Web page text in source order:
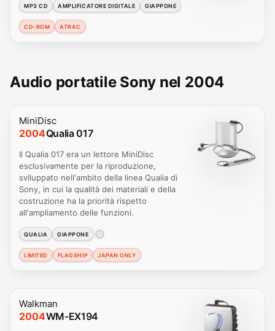
MP3 CD AMPLIFICATORE DIGITALE GIAPPONE
CD-ROM ATRAC
Audio portatile Sony nel 2004
MiniDisc
2004Qualia 017
Il Qualia 017 era un lettore MiniDisc
esclusivamente per la riproduzione,
sviluppato nell'ambito della linea Qualia di
Sony, in cui la qualità dei materiali e della
costruzione ha la priorità rispetto
all'ampliamento delle funzioni.
QUALIA GIAPPONE
LIMITED FLAGSHIP JAPAN ONLY
Walkman
2004WM-EX194